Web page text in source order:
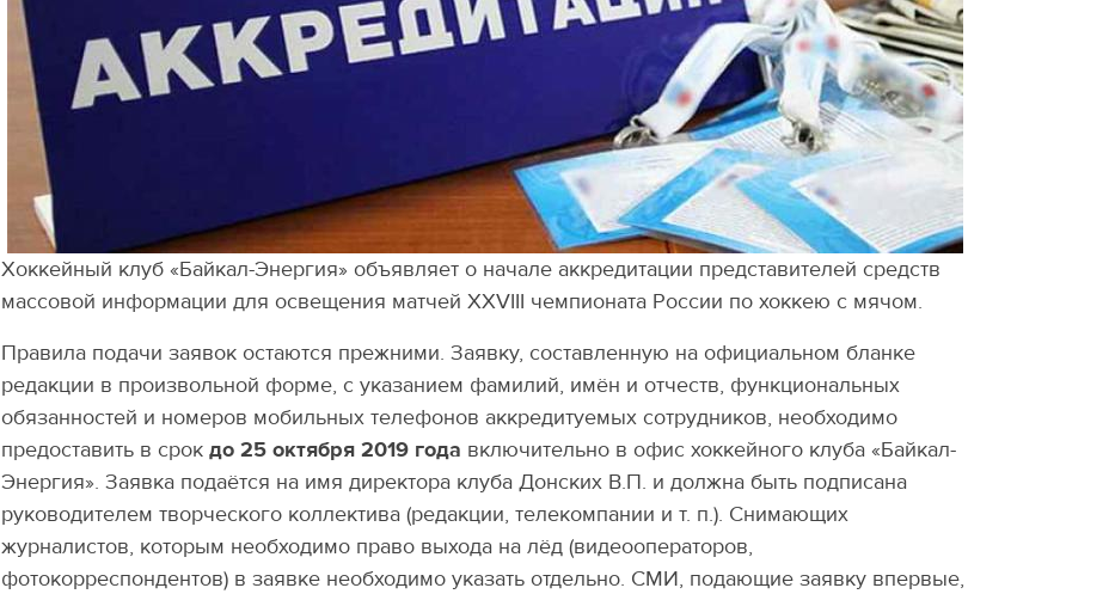
Хоккейный клуб «Байкал-Энергия» объявляет о начале аккредитации представителей средств
массовой информации для освещения матчей XXVIII чемпионата России по хоккею с мячом.
Правила подачи заявок остаются прежними. Заявку, составленную на официальном бланке
редакции в произвольной форме, с указанием фамилий, имён и отчеств, функциональных
обязанностей и номеров мобильных телефонов аккредитуемых сотрудников, необходимо
предоставить в срок до 25 октября 2019 года включительно в офис хоккейного клуба «Байкал-
Энергия». Заявка подаётся на имя директора клуба Донских В.П. и должна быть подписана
руководителем творческого коллектива (редакции, телекомпании и т. п.). Снимающих
журналистов, которым необходимо право выхода на лёд (видеооператоров,
фотокорреспондентов) в заявке необходимо указать отдельно. СМИ, подающие заявку впервые,